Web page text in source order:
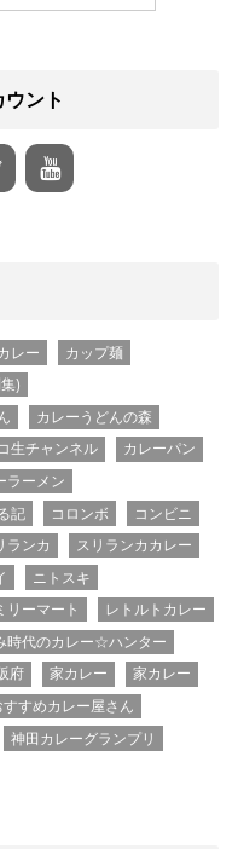
ント
レー
カップ麺
)
カレーうどんの森
生チャンネル
カレーパン
ラーメン
記 コロンボ
コンビニ
ランカ
スリランカカレー
ニトスキ
リーマート
レトルトカレー
時代のカレー☆ハンター
府 家カレー
家カレー
すめカレー屋さん
神田カレーグランプリ